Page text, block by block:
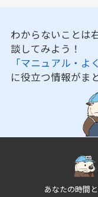
わからないことは
談してみよう！
「マニュアル・よ
に役立つ情報がま
あなたの時間